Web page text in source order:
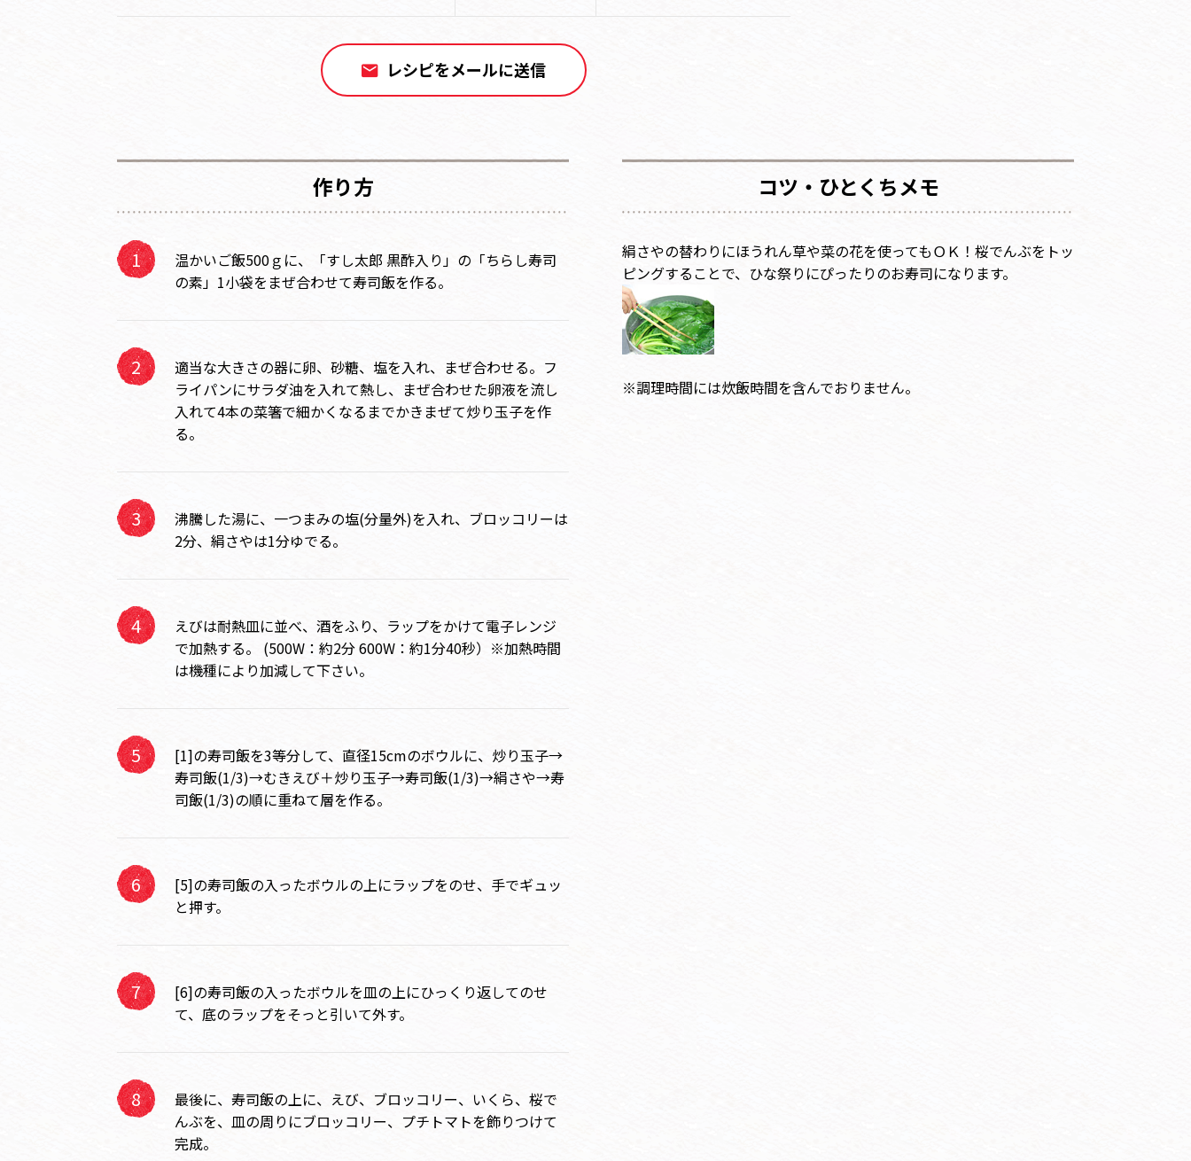
レシピをメールに送信
作り方
温かいご飯500ｇに、「すし太郎 黒酢入り」の「ちらし寿司
の素」1小袋をまぜ合わせて寿司飯を作る。
適当な大きさの器に卵、砂糖、塩を入れ、まぜ合わせる。フ
ライパンにサラダ油を入れて熱し、まぜ合わせた卵液を流し
入れて4本の菜箸で細かくなるまでかきまぜて炒り玉子を作
る。
沸騰した湯に、一つまみの塩(分量外)を入れ、ブロッコリーは
2分、絹さやは1分ゆでる。
えびは耐熱皿に並べ、酒をふり、ラップをかけて電子レンジ
で加熱する。 (500W：約2分 600W：約1分40秒）※加熱時間
は機種により加減して下さい。
[1]の寿司飯を3等分して、直径15cmのボウルに、炒り玉子→
寿司飯(1/3)→むきえび＋炒り玉子→寿司飯(1/3)→絹さや→寿
司飯(1/3)の順に重ねて層を作る。
[5]の寿司飯の入ったボウルの上にラップをのせ、手でギュッ
と押す。
[6]の寿司飯の入ったボウルを皿の上にひっくり返してのせ
て、底のラップをそっと引いて外す。
最後に、寿司飯の上に、えび、ブロッコリー、いくら、桜で
んぶを、皿の周りにブロッコリー、プチトマトを飾りつけて
完成。
コツ・ひとくちメモ
絹さやの替わりにほうれん草や菜の花を使ってもＯＫ！桜でんぶをトッ
ピングすることで、ひな祭りにぴったりのお寿司になります。
※調理時間には炊飯時間を含んでおりません。